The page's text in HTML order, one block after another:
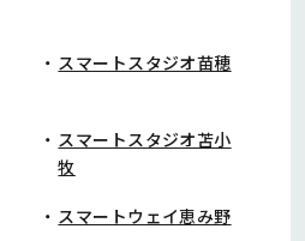
スマートスタジオ苗穂
スマートスタジオ苫小
牧
スマートウェイ恵み野